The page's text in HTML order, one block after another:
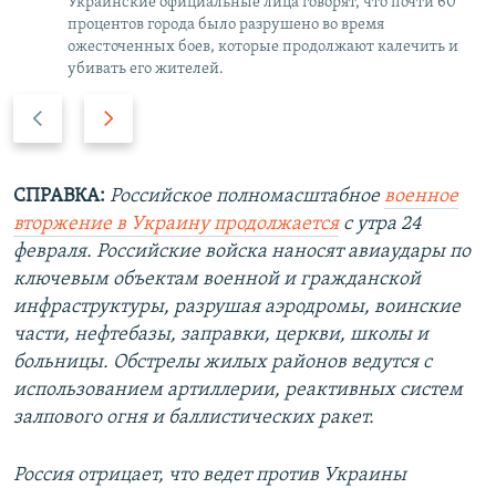
процентов города было разрушено во время
ожесточенных боев, которые продолжают калечить и
убивать его жителей.
д
ы
д
у
щ
и
й
с
л
й
д
у
ю
щ
и
й
с
л
а
д
СПРАВКА: Российское полномасштабноевоенное
вторжение в Украину продолжаетсяс утра 24
февраля. Российские войска наносят авиаудары по
ключевым объектам военной и гражданской
инфраструктуры, разрушая аэродромы, воинские
части, нефтебазы, заправки, церкви, школы и
больницы. Обстрелы жилых районов ведутся с
использованием артиллерии, реактивных систем
залпового огня и баллистических ракет.
Россия отрицает, что ведет против Украины